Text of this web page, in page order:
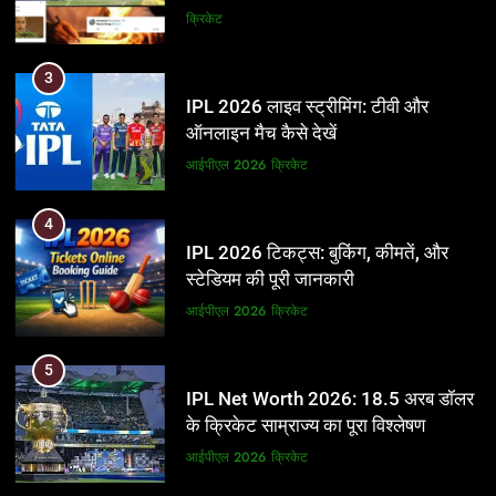
और BCCI पर लगाए गंभीर आरोप
क्रिकेट
3
IPL 2026 लाइव स्ट्रीमिंग: टीवी और
ऑनलाइन मैच कैसे देखें
आईपीएल 2026 क्रिकेट
4
IPL 2026 टिकट्स: बुकिंग, कीमतें, और
स्टेडियम की पूरी जानकारी
आईपीएल 2026 क्रिकेट
5
IPL Net Worth 2026: 18.5 अरब डॉलर
के क्रिकेट साम्राज्य का पूरा विश्लेषण
आईपीएल 2026 क्रिकेट